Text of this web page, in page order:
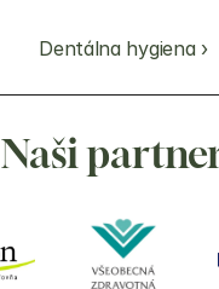
Dentálna hygiena ›
Naši